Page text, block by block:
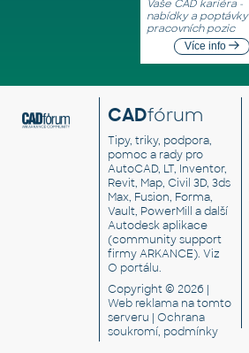
Vaše CAD kariéra -
nabídky a poptávky
pracovních pozic
Více info
CADfórum
Tipy, triky, podpora,
pomoc a rady pro
AutoCAD, LT, Inventor,
Revit, Map, Civil 3D, 3ds
Max, Fusion, Forma,
Vault, PowerMill a další
Autodesk aplikace
(community support
firmy ARKANCE). Viz
O portálu.
Copyright © 2026 |
Web reklamana tomto
serveru | Ochrana
soukromí, podmínky